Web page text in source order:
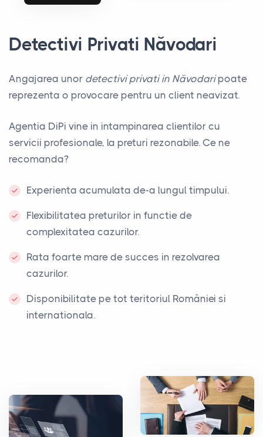
Detectivi Privati Năvodari
Angajarea unor detectivi privati in Năvodaripoate
reprezenta o provocare pentru un client neavizat.
Agentia DiPi vine in intampinarea clientilor cu
servicii profesionale, la preturi rezonabile. Ce ne
recomanda?
Experienta acumulata de-a lungul timpului.
Flexibilitatea preturilor in functie de
complexitatea cazurilor.
Rata foarte mare de succes in rezolvarea
cazurilor.
Disponibilitate pe tot teritoriul României si
internationala.